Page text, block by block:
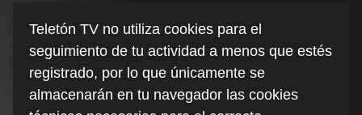
Una hilarante rutina de nuestra máxima Pamela Leiva.
Duración
14:41
Teletón TV no utiliza cookies para el
seguimiento de tu actividad a menos que estés
registrado, por lo que únicamente se
almacenarán en tu navegador las cookies